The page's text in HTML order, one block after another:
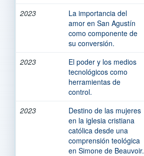
2023
La importancia del
amor en San Agustín
como componente de
su conversión.
2023
El poder y los medios
tecnológicos como
herramientas de
control.
2023
Destino de las mujeres
en la iglesia cristiana
católica desde una
comprensión teológica
en Simone de Beauvoir.